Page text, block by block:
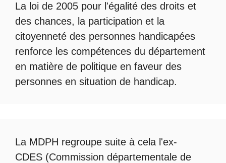
La loi de 2005 pour l'égalité des droits et
des chances, la participation et la
citoyenneté des personnes handicapées
renforce les compétences du département
en matière de politique en faveur des
personnes en situation de handicap.
La MDPH regroupe suite à cela l'ex-
CDES (Commission départementale de